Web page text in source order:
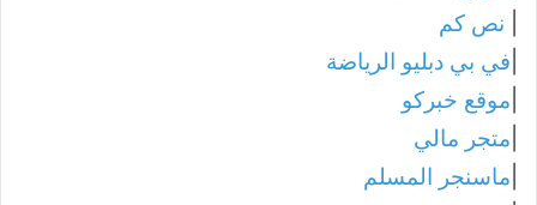
نص كم
في بي دبليو الرياضة
موقع خبركو
متجر مالي
ماسنجر المسلم